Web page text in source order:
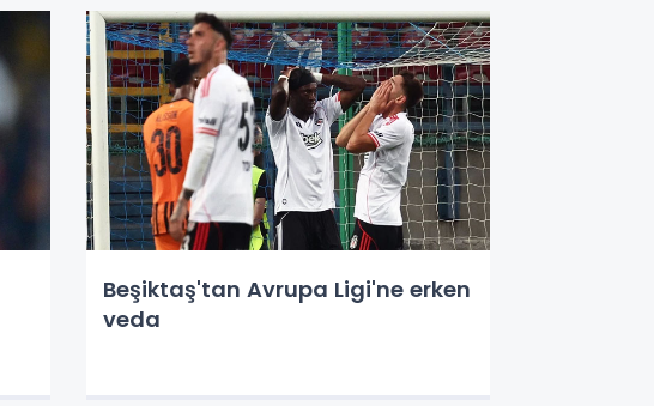
Beşiktaş'tan Avrupa Ligi'ne erken
veda